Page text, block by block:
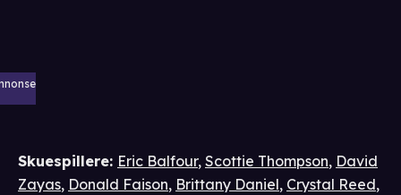
Skuespillere: Eric Balfour, Scottie Thompson, David
Zayas, Donald Faison, Brittany Daniel, Crystal Reed,